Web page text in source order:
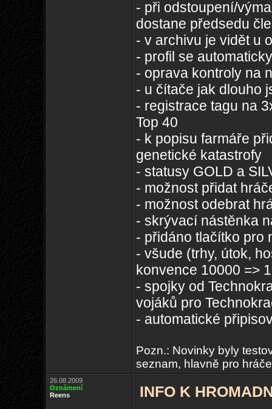
- při odstoupení/
dostane předsedu
- v archivu je vidět u
- profil se
- oprava kontroly na
- u čítače jak dlouho
- registrace tagu na
Top 40
- k popisu farmáře
genetické katastrofy
- statusy GOLD a
- možnost přidat
- možnost odebrat
- skrývací nástěnka
- přidáno tlačítko pro
- všude (trhy, útok,
konvence 10000 =>
- spojky od
vojáků pro
- automatické
Pozn.: Novinky byly
seznam, hlavně pro
26.08.2009
Oznámení
Reens
INFO K